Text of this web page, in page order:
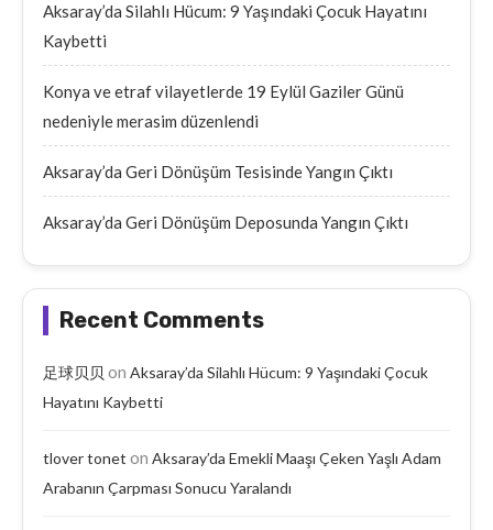
Aksaray’da Silahlı Hücum: 9 Yaşındaki Çocuk Hayatını
Kaybetti
Konya ve etraf vilayetlerde 19 Eylül Gaziler Günü
nedeniyle merasim düzenlendi
Aksaray’da Geri Dönüşüm Tesisinde Yangın Çıktı
Aksaray’da Geri Dönüşüm Deposunda Yangın Çıktı
Recent Comments
足球贝贝 on Aksaray’da Silahlı Hücum: 9 Yaşındaki Çocuk
Hayatını Kaybetti
tlover tonet on Aksaray’da Emekli Maaşı Çeken Yaşlı Adam
Arabanın Çarpması Sonucu Yaralandı